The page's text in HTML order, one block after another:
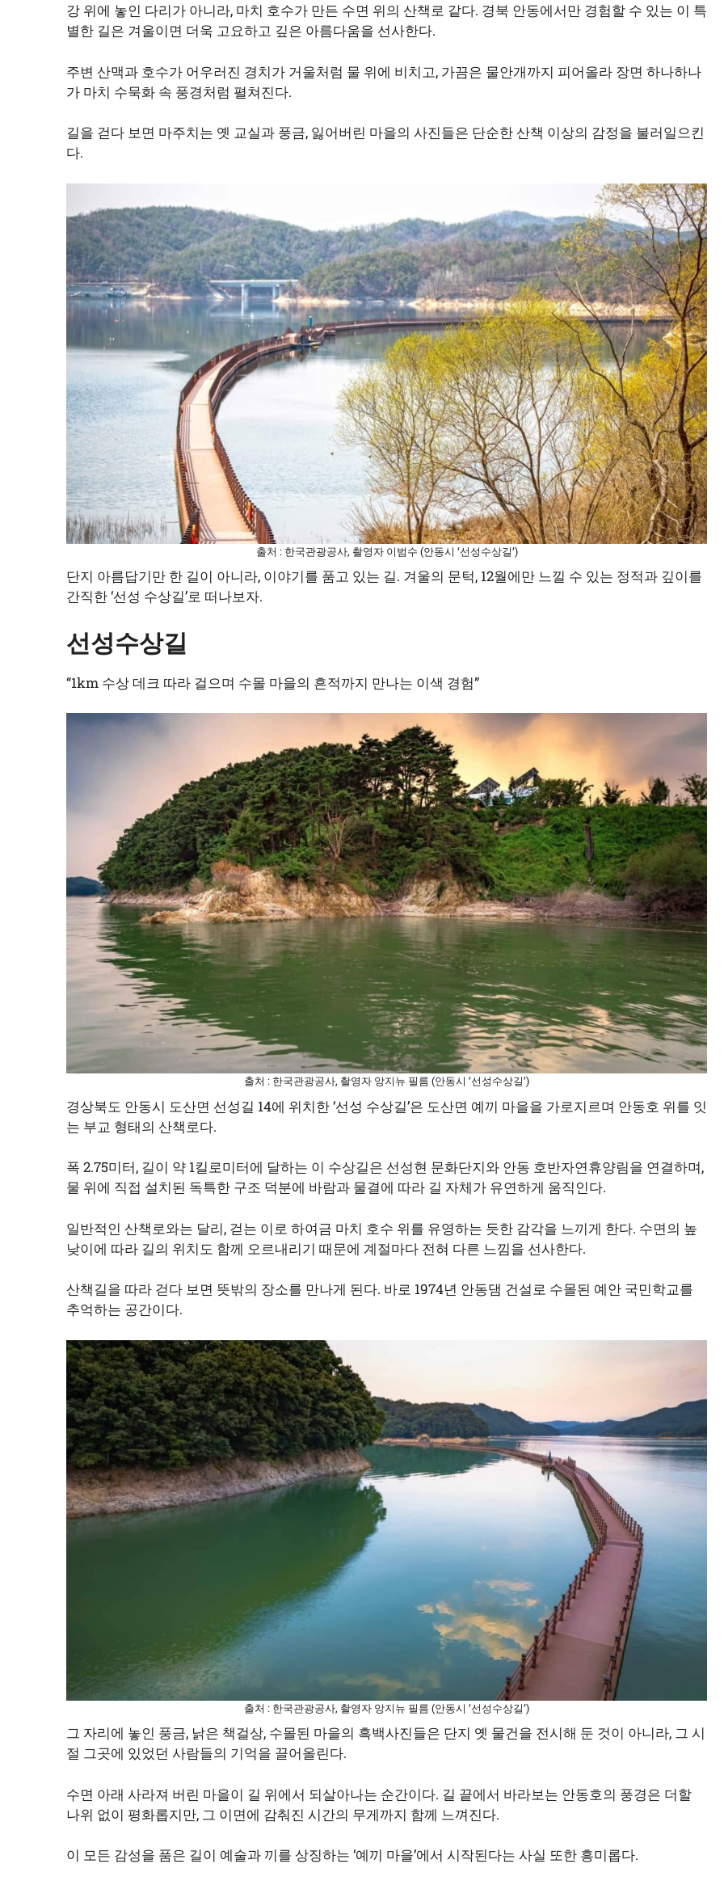
강 위에 놓인 다리가 아니라, 마치 호수가 만든 수면 위의 산책로 같다. 경북 안동에서만 경험할 수 있는 이 특
별한 길은 겨울이면 더욱 고요하고 깊은 아름다움을 선사한다.
주변 산맥과 호수가 어우러진 경치가 거울처럼 물 위에 비치고, 가끔은 물안개까지 피어올라 장면 하나하나
가 마치 수묵화 속 풍경처럼 펼쳐진다.
길을 걷다 보면 마주치는 옛 교실과 풍금, 잃어버린 마을의 사진들은 단순한 산책 이상의 감정을 불러일으킨
다.
출처 : 한국관광공사, 촬영자 이범수 (안동시 ‘선성수상길’)
단지 아름답기만 한 길이 아니라, 이야기를 품고 있는 길. 겨울의 문턱, 12월에만 느낄 수 있는 정적과 깊이를
간직한 ‘선성 수상길’로 떠나보자.
선성수상길
“1km 수상 데크 따라 걸으며 수몰 마을의 흔적까지 만나는 이색 경험”
출처 : 한국관광공사, 촬영자 앙지뉴 필름 (안동시 ‘선성수상길’)
경상북도 안동시 도산면 선성길 14에 위치한 ‘선성 수상길’은 도산면 예끼 마을을 가로지르며 안동호 위를 잇
는 부교 형태의 산책로다.
폭 2.75미터, 길이 약 1킬로미터에 달하는 이 수상길은 선성현 문화단지와 안동 호반자연휴양림을 연결하며,
물 위에 직접 설치된 독특한 구조 덕분에 바람과 물결에 따라 길 자체가 유연하게 움직인다.
일반적인 산책로와는 달리, 걷는 이로 하여금 마치 호수 위를 유영하는 듯한 감각을 느끼게 한다. 수면의 높
낮이에 따라 길의 위치도 함께 오르내리기 때문에 계절마다 전혀 다른 느낌을 선사한다.
산책길을 따라 걷다 보면 뜻밖의 장소를 만나게 된다. 바로 1974년 안동댐 건설로 수몰된 예안 국민학교를
추억하는 공간이다.
출처 : 한국관광공사, 촬영자 앙지뉴 필름 (안동시 ‘선성수상길’)
그 자리에 놓인 풍금, 낡은 책걸상, 수몰된 마을의 흑백사진들은 단지 옛 물건을 전시해 둔 것이 아니라, 그 시
절 그곳에 있었던 사람들의 기억을 끌어올린다.
수면 아래 사라져 버린 마을이 길 위에서 되살아나는 순간이다. 길 끝에서 바라보는 안동호의 풍경은 더할
나위 없이 평화롭지만, 그 이면에 감춰진 시간의 무게까지 함께 느껴진다.
이 모든 감성을 품은 길이 예술과 끼를 상징하는 ‘예끼 마을’에서 시작된다는 사실 또한 흥미롭다.